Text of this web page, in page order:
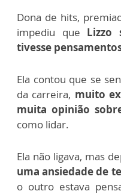
Dona de hits,
impediu que Lizzo
tivesse
Ela contou que se
da carreira, muito
muita opinião
como lidar.
Ela não ligava, mas
uma ansiedade de
o outro estava